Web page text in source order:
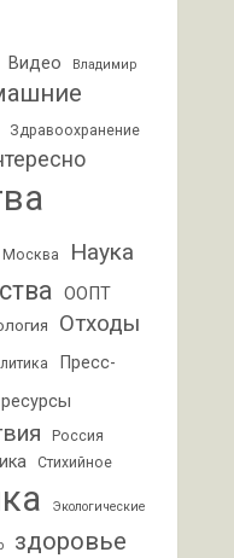
Видео Владимир
Здравоохранение
Москва Наука
ООПТ
Отходы
Пресс-
Россия
Стихийное
Экологические
здоровье